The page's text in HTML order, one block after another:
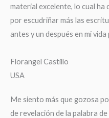
material excelente, lo cual ha
por escudriñar más las
antes y un después en mi
Florangel Castillo
USA
Me siento más que gozosa
de revelación de la palabra